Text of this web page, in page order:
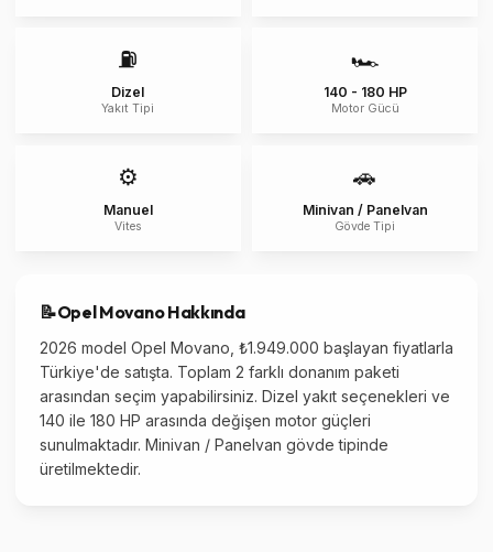
⛽
Dizel
Yakıt Tipi
🏎️
140 - 180 HP
Motor Gücü
⚙️
Manuel
Vites
🚗
Minivan / Panelvan
Gövde Tipi
📝OpelMovanoHakkında
2026 model Opel Movano, ₺1.949.000 başlayan fiyatlarla
Türkiye'de satışta. Toplam 2 farklı donanım paketi
arasından seçim yapabilirsiniz. Dizel yakıt seçenekleri ve
140 ile 180 HP arasında değişen motor güçleri
sunulmaktadır. Minivan / Panelvan gövde tipinde
üretilmektedir.